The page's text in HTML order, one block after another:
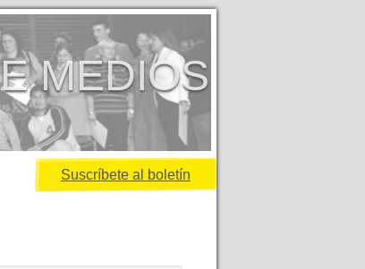
MEDIOS
Suscríbete al boletín